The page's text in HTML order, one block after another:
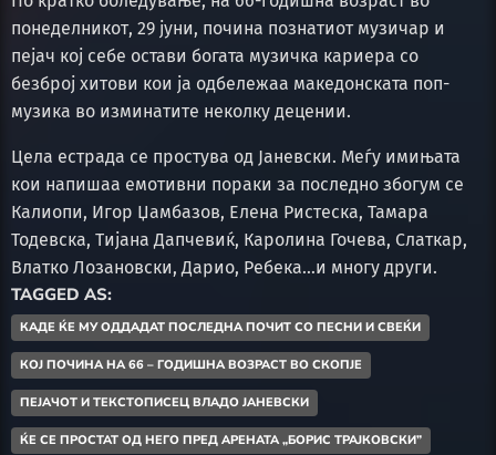
понеделникот, 29 јуни, почина познатиот музичар и
пејач кој себе остави богата музичка кариера со
безброј хитови кои ја одбележаа македонската поп-
музика во изминатите неколку децении.
Цела естрада се простува од Јаневски. Меѓу имињата
кои напишаа емотивни пораки за последно збогум се
Калиопи, Игор Џамбазов, Елена Ристеска, Тамара
Тодевска, Тијана Дапчевиќ, Каролина Гочева, Слаткар,
Влатко Лозановски, Дарио, Ребека…и многу други.
TAGGED AS:
КАДЕ ЌЕ МУ ОДДАДАТ ПОСЛЕДНА ПОЧИТ СО ПЕСНИ И СВЕЌИ
КОЈ ПОЧИНА НА 66 – ГОДИШНА ВОЗРАСТ ВО СКОПЈЕ
ПЕЈАЧОТ И ТЕКСТОПИСЕЦ ВЛАДО ЈАНЕВСКИ
ЌЕ СЕ ПРОСТАТ ОД НЕГО ПРЕД АРЕНАТА „БОРИС ТРАЈКОВСКИ”